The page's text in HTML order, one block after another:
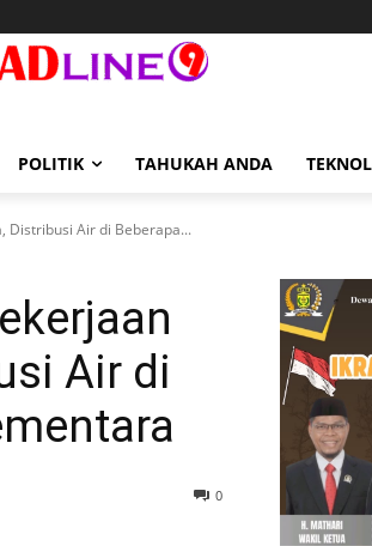
POLITIK TAHUKAH ANDA
Distribusi Air di Beberapa...
Air di
0